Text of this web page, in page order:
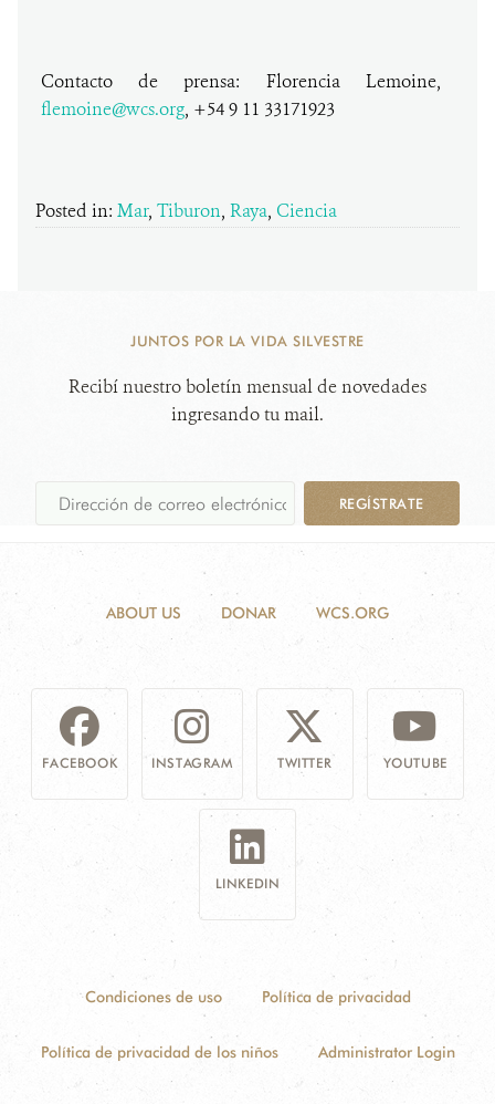
Contacto de prensa: Florencia Lemoine,
flemoine@wcs.org, +54 9 11 33171923
Posted in: Mar, Tiburon, Raya, Ciencia
JUNTOS POR LA VIDA SILVESTRE
Recibí nuestro boletín mensual de novedades
ingresando tu mail.
REGÍSTRATE
ABOUT US DONAR WCS.ORG
FACEBOOK INSTAGRAM TWITTER YOUTUBE
LINKEDIN
Condiciones de uso Política de privacidad
Política de privacidad de los niños Administrator Login